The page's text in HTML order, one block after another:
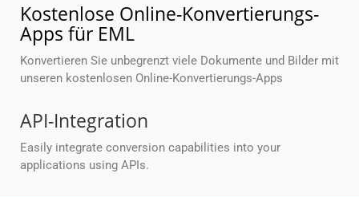
Kostenlose Online-Konvertierungs-
Apps für EML
Konvertieren Sie unbegrenzt viele Dokumente und Bilder mit
unseren kostenlosen Online-Konvertierungs-Apps
API-Integration
Easily integrate conversion capabilities into your
applications using APIs.